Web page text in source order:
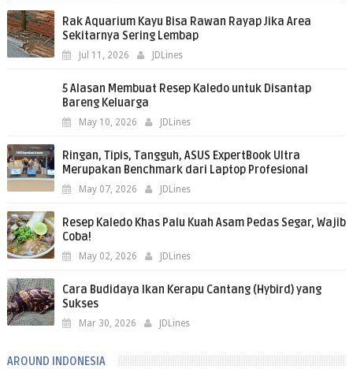
Rak Aquarium Kayu Bisa Rawan Rayap Jika Area
Sekitarnya Sering Lembap
Jul 11, 2026 JDLines
5 Alasan Membuat Resep Kaledo untuk Disantap
Bareng Keluarga
May 10, 2026 JDLines
Ringan, Tipis, Tangguh, ASUS ExpertBook Ultra
Merupakan Benchmark dari Laptop Profesional
May 07, 2026 JDLines
Resep Kaledo Khas Palu Kuah Asam Pedas Segar, Wajib
Coba!
May 02, 2026 JDLines
Cara Budidaya Ikan Kerapu Cantang (Hybird) yang
Sukses
Mar 30, 2026 JDLines
AROUND INDONESIA